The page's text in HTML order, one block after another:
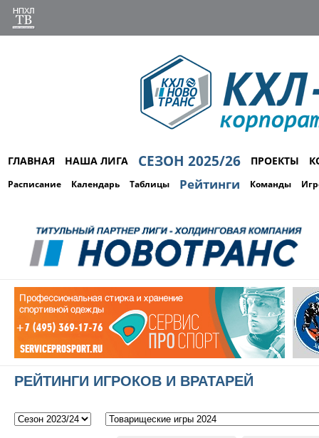
ГЛАВНАЯ НАША ЛИГА СЕЗОН 2025/26 ПРОЕКТЫ
Расписание Календарь Таблицы Рейтинги Команды
РЕЙТИНГИ ИГРОКОВ И ВРАТАРЕЙ